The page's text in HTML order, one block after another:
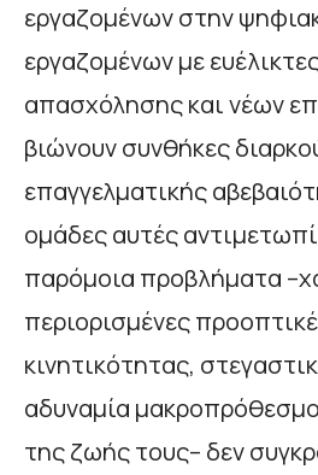
εργαζομένων στην
εργαζομένων με
απασχόλησης και νέων
βιώνουν συνθήκες
επαγγελματικής
ομάδες αυτές
παρόμοια προβλήματα
περιορισμένες
κινητικότητας,
αδυναμία
της ζωής τους– δεν